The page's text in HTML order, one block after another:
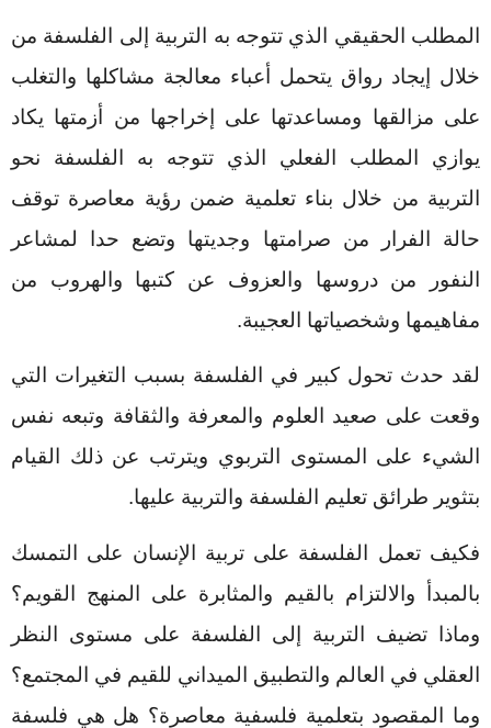
المطلب الحقيقي الذي تتوجه به التربية إلى الفلسفة من
خلال إيجاد رواق يتحمل أعباء معالجة مشاكلها والتغلب
على مزالقها ومساعدتها على إخراجها من أزمتها يكاد
يوازي المطلب الفعلي الذي تتوجه به الفلسفة نحو
التربية من خلال بناء تعلمية ضمن رؤية معاصرة توقف
حالة الفرار من صرامتها وجديتها وتضع حدا لمشاعر
النفور من دروسها والعزوف عن كتبها والهروب من
مفاهيمها وشخصياتها العجيبة.
لقد حدث تحول كبير في الفلسفة بسبب التغيرات التي
وقعت على صعيد العلوم والمعرفة والثقافة وتبعه نفس
الشيء على المستوى التربوي ويترتب عن ذلك القيام
بتثوير طرائق تعليم الفلسفة والتربية عليها.
فكيف تعمل الفلسفة على تربية الإنسان على التمسك
بالمبدأ والالتزام بالقيم والمثابرة على المنهج القويم؟
وماذا تضيف التربية إلى الفلسفة على مستوى النظر
العقلي في العالم والتطبيق الميداني للقيم في المجتمع؟
وما المقصود بتعلمية فلسفية معاصرة؟ هل هي فلسفة